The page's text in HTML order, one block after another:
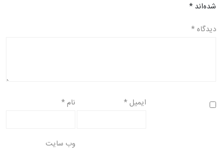
شده‌اند *
دیدگاه *
نام* ایمیل*
وب‌ سایت